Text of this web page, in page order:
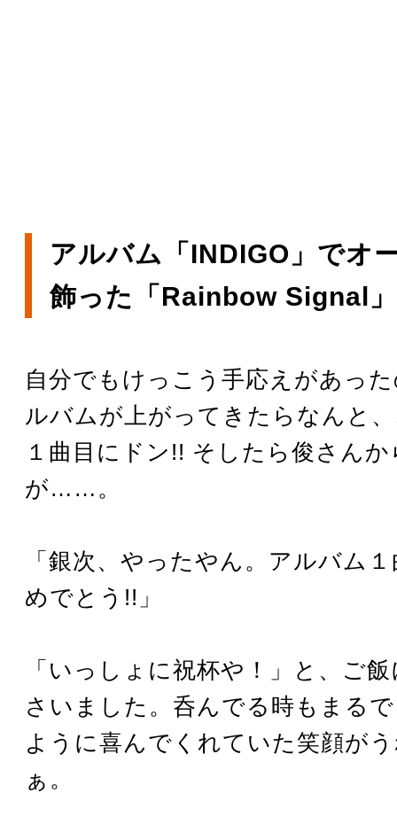
アルバム「INDIGO」でオ
飾った「Rainbow Signal」
自分でもけっこう手応えがあっ
ルバムが上がってきたらなんと
１曲目にドン!! そしたら俊さんか
が……。
「銀次、やったやん。アルバム
めでとう!!」
「いっしょに祝杯や！」と、ご
さいました。呑んでる時もまる
ように喜んでくれていた笑顔が
ぁ。